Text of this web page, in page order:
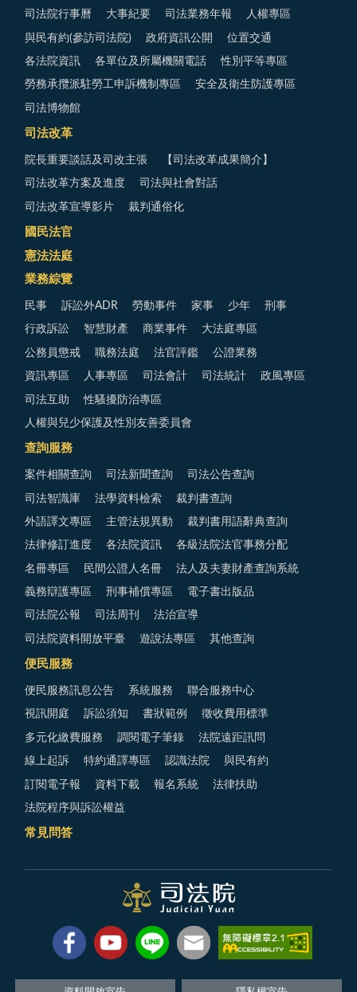
司法院行事曆 大事紀要 司法業務年報 人權專區
與民有約(參訪司法院) 政府資訊公開 位置交通
各法院資訊 各單位及所屬機關電話 性別平等專區
勞務承攬派駐勞工申訴機制專區 安全及衛生防護專區
司法博物館
司法改革
院長重要談話及司改主張 【司法改革成果簡介】
司法改革方案及進度 司法與社會對話
司法改革宣導影片 裁判通俗化
國民法官
憲法法庭
業務綜覽
民事 訴訟外ADR 勞動事件 家事 少年 刑事
行政訴訟 智慧財產 商業事件 大法庭專區
公務員懲戒 職務法庭 法官評鑑 公證業務
資訊專區 人事專區 司法會計 司法統計 政風專區
司法互助 性騷擾防治專區
人權與兒少保護及性別友善委員會
查詢服務
案件相關查詢 司法新聞查詢 司法公告查詢
司法智識庫 法學資料檢索 裁判書查詢
外語譯文專區 主管法規異動 裁判書用語辭典查詢
法律修訂進度 各法院資訊 各級法院法官事務分配
名冊專區 民間公證人名冊 法人及夫妻財產查詢系統
義務辯護專區 刑事補償專區 電子書出版品
司法院公報 司法周刊 法治宣導
司法院資料開放平臺 遊說法專區 其他查詢
便民服務
便民服務訊息公告 系統服務 聯合服務中心
視訊開庭 訴訟須知 書狀範例 徵收費用標準
多元化繳費服務 調閱電子筆錄 法院遠距訊問
線上起訴 特約通譯專區 認識法院 與民有約
訂閱電子報 資料下載 報名系統 法律扶助
法院程序與訴訟權益
常見問答